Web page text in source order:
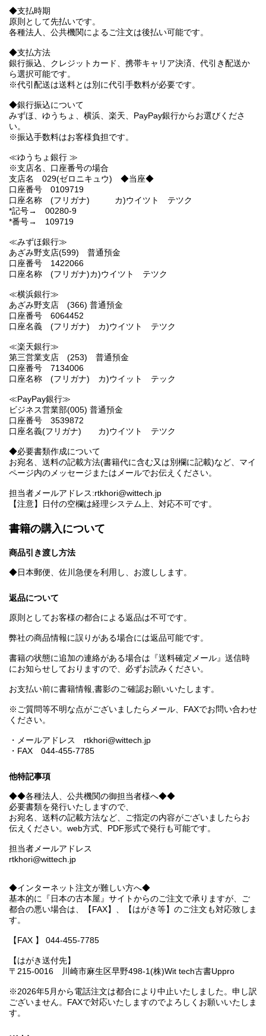
◆支払時期
原則として先払いです。
各種法人、公共機関によるご注文は後払い可能です。
◆支払方法
銀行振込、クレジットカード、携帯キャリア決済、代引き配送か
ら選択可能です。
※代引配送は送料とは別に代引手数料が必要です。
◆銀行振込について
みずほ、ゆうちょ、横浜、楽天、PayPay銀行からお選びくださ
い。
※振込手数料はお客様負担です。
≪ゆうちょ銀行 ≫
※支店名、口座番号の場合
支店名 029(ゼロニキュウ) ◆当座◆
口座番号 0109719
口座名称 (フリガナ) カ)ウイツト テツク
*記号→ 00280-9
*番号→ 109719
≪みずほ銀行≫
あざみ野支店(599) 普通預金
口座番号 1422066
口座名称 (フリガナ)カ)ウイツト テツク
≪横浜銀行≫
あざみ野支店 (366) 普通預金
口座番号 6064452
口座名義 (フリガナ) カ)ウイツト テツク
≪楽天銀行≫
第三営業支店 (253) 普通預金
口座番号 7134006
口座名称 (フリガナ) カ)ウイット テック
≪PayPay銀行≫
ビジネス営業部(005) 普通預金
口座番号 3539872
口座名義(フリガナ) カ)ウイツト テツク
◆必要書類作成について
お宛名、送料の記載方法(書籍代に含む又は別欄に記載)など、マイ
ページ内のメッセージまたはメールでお伝えください。
担当者メールアドレス:rtkhori@wittech.jp
【注意】日付の空欄は経理システム上、対応不可です。
書籍の購入について
商品引き渡し方法
◆日本郵便、佐川急便を利用し、お渡しします。
返品について
原則としてお客様の都合による返品は不可です。
弊社の商品情報に誤りがある場合には返品可能です。
書籍の状態に追加の連絡がある場合は『送料確定メール』送信時
にお知らせしておりますので、必ずお読みください。
お支払い前に書籍情報,書影のご確認お願いいたします。
※ご質問等不明な点がございましたらメール、FAXでお問い合わせ
ください。
・メールアドレス rtkhori@wittech.jp
・FAX 044-455-7785
他特記事項
◆◆各種法人、公共機関の御担当者様へ◆◆
必要書類を発行いたしますので、
お宛名、送料の記載方法など、ご指定の内容がございましたらお
伝えください。web方式、PDF形式で発行も可能です。
担当者メールアドレス
rtkhori@wittech.jp
◆インターネット注文が難しい方へ◆
基本的に『日本の古本屋』サイトからのご注文で承りますが、ご
都合の悪い場合は、【FAX】、【はがき等】のご注文も対応致しま
す。
【FAX 】 044-455-7785
【はがき送付先】
〒215-0016 川崎市麻生区早野498-1(株)Wit tech古書Uppro
※2026年5月から電話注文は都合により中止いたしました。申し訳
ございません。FAXで対応いたしますのでよろしくお願いいたしま
す。